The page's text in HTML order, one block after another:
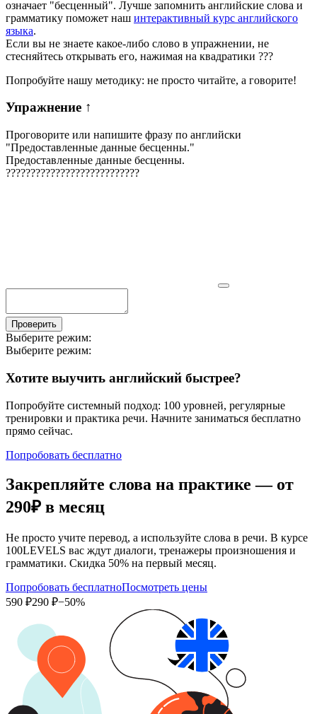
означает "бесценный". Лучше запомнить английские слова и
грамматику поможет наш интерактивный курс английского
языка.
Если вы не знаете какое-либо слово в упражнении, не
стесняйтесь открывать его, нажимая на квадратики ???
Попробуйте нашу методику: не просто читайте, а говорите!
Упражнение ↑
Проговорите или напишите фразу по английски
"Предоставленные данные бесценны."
Предоставленные данные бесценны.
???????????????????????????
Проверить
Выберите режим:
Выберите режим:
Хотите выучить английский быстрее?
Попробуйте системный подход: 100 уровней, регулярные
тренировки и практика речи. Начните заниматься бесплатно
прямо сейчас.
Попробовать бесплатно
Закрепляйте слова на практике — от
290₽ в месяц
Не просто учите перевод, а используйте слова в речи. В курсе
100LEVELS вас ждут диалоги, тренажеры произношения и
грамматики. Скидка 50% на первый месяц.
Попробовать бесплатноПосмотреть цены
590 ₽290 ₽−50%